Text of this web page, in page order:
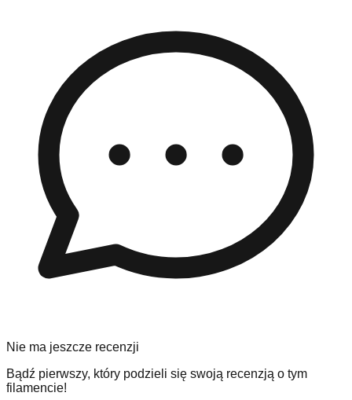
Nie ma jeszcze recenzji
Bądź pierwszy, który podzieli się swoją recenzją o tym
filamencie!